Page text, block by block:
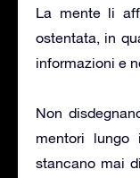
La mente li
ostentata, in
informazioni e
Non
mentori
stancano mai